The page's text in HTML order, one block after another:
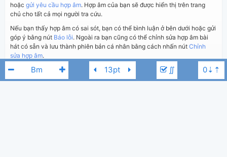
∬
hoặc gửi yêu cầu hợp âm. Hợp âm của bạn sẽ được hiển thị trên trang
chủ cho tất cả mọi người tra cứu.
Nếu bạn thấy hợp âm có sai sót, bạn có thể bình luận ở bên dưới hoặc gửi
góp ý bằng nút Báo lỗi. Ngoài ra bạn cũng có thể chỉnh sửa hợp âm bài
hát có sẵn và lưu thành phiên bản cá nhân bằng cách nhấn nút Chỉnh
sửa hợp âm.